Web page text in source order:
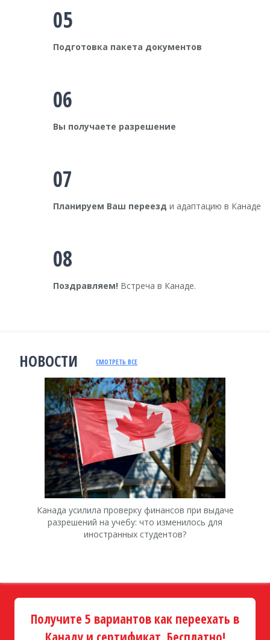
05
Подготовка пакета документов
06
Вы получаете разрешение
07
Планируем Ваш переезд и адаптацию в Канаде
08
Поздравляем! Встреча в Канаде.
НОВОСТИ СМОТРЕТЬ ВСЕ
Канада усилила проверку финансов при выдаче
разрешений на учебу: что изменилось для
иностранных студентов?
Получите 5 вариантов как переехать в